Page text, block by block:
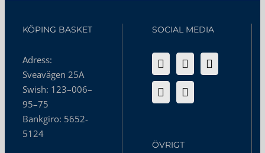
KÖPING BASKET
Adress:
Sveavägen 25A
Swish: 123–006–
95–75
Bankgiro: 5652-
5124
SOCIAL MEDIA
ÖVRIGT